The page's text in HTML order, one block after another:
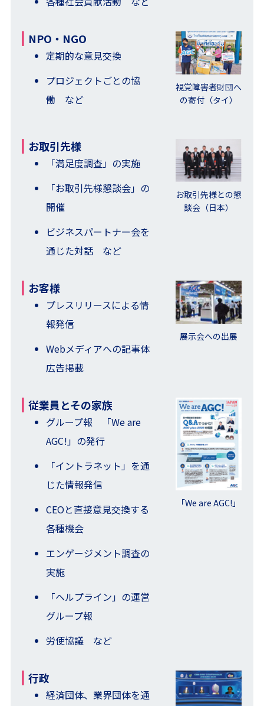
NPO・NGO
定期的な意見交換
プロジェクトごとの協
働 など
視覚障害者財団へ
の寄付（タイ）
お取引先様
「満足度調査」の実施
「お取引先様懇談会」の
開催
ビジネスパートナー会を
通じた対話 など
お取引先様との懇
談会（日本）
お客様
プレスリリースによる情
報発信
Webメディアへの記事体
広告掲載
展示会への出展
従業員とその家族
グループ報 「We are
AGC!」の発行
「イントラネット」を通
じた情報発信
CEOと直接意見交換する
各種機会
エンゲージメント調査の
実施
「ヘルプライン」の運営
グループ報
労使協議 など
「We are AGC!」
行政
経済団体、業界団体を通